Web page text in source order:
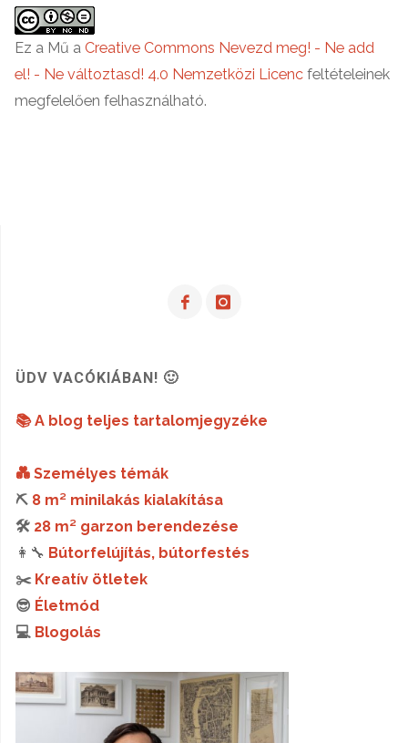
Ez a Mű a Creative Commons Nevezd meg! - Ne add
el! - Ne változtasd! 4.0 Nemzetközi Licenc feltételeinek
megfelelően felhasználható.
ÜDV VACÓKIÁBAN! 🙂
📚 A blog teljes tartalomjegyzéke
💑 Személyes témák
⛏️ 8 m² minilakás kialakítása
🛠️ 28 m² garzon berendezése
👩‍🔧 Bútorfelújítás, bútorfestés
✂️ Kreatív ötletek
😎 Életmód
💻 Blogolás